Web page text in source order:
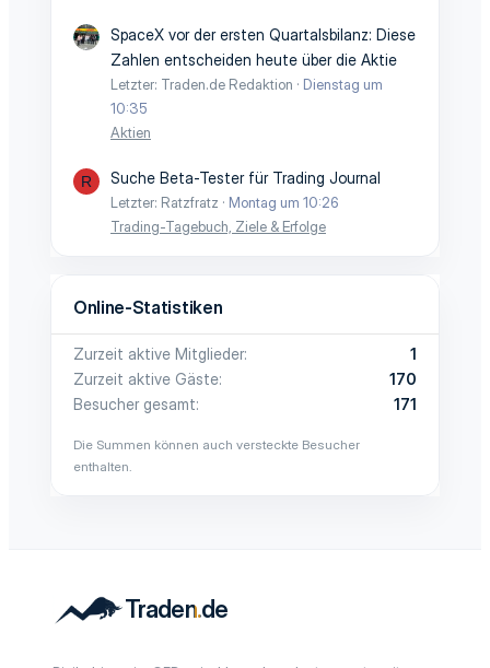
SpaceX vor der ersten Quartalsbilanz: Diese
Zahlen entscheiden heute über die Aktie
Letzter: Traden.de Redaktion
Dienstag um
10:35
Aktien
R Suche Beta-Tester für Trading Journal
Letzter: Ratzfratz
Montag um 10:26
Trading-Tagebuch, Ziele & Erfolge
Online-Statistiken
Zurzeit aktive Mitglieder
1
Zurzeit aktive Gäste
170
Besucher gesamt
171
Die Summen können auch versteckte Besucher
enthalten.